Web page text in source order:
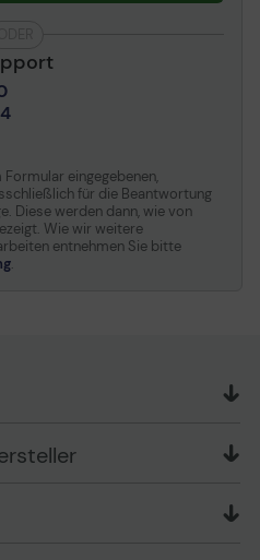
eingegebenen,
für die Beantwortung
Diese werden dann, wie von
Wie wir weitere
entnehmen Sie bitte
.